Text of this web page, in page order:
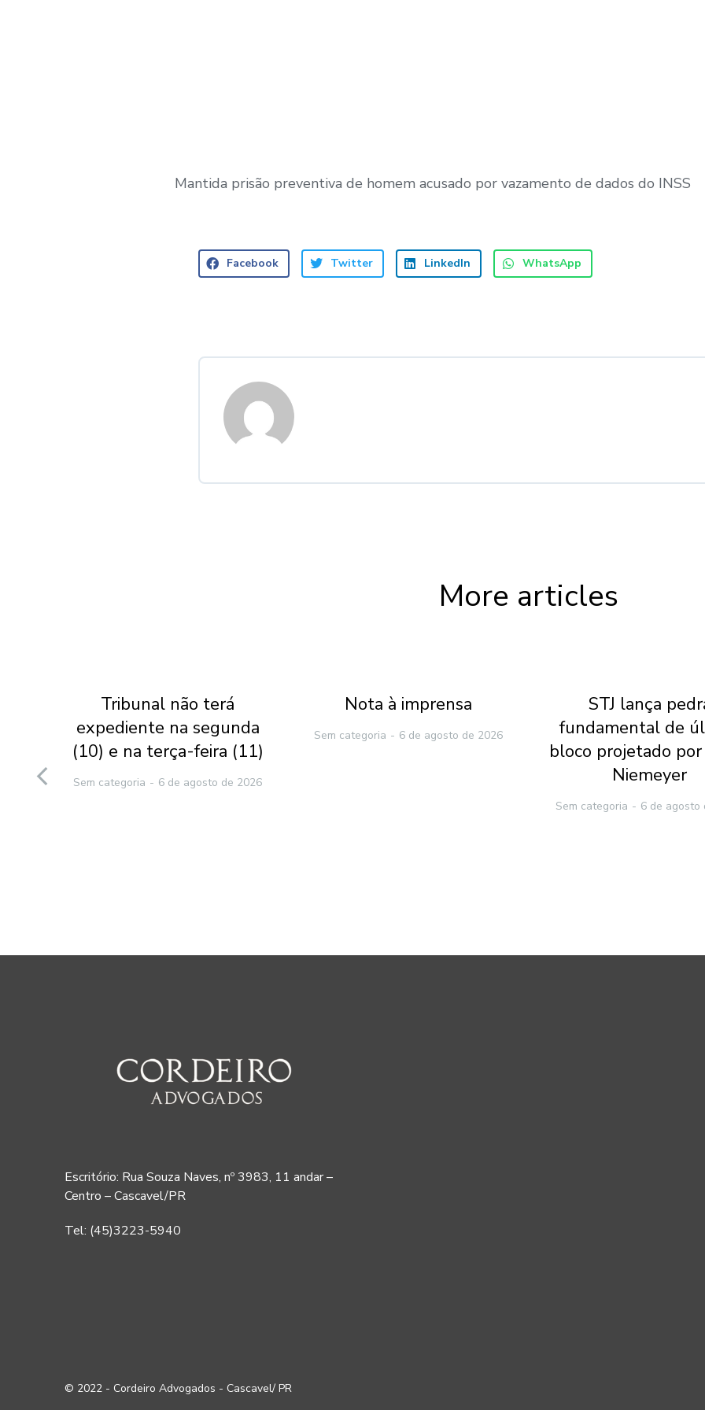
Mantida prisão preventiva de homem acusado por vazamento de dados do INSS
Facebook Twitter LinkedIn WhatsApp
More articles
Tribunal não terá
expediente na segunda
(10) e na terça-feira (11)
Sem categoria 6 de agosto de 2026
Nota à imprensa
Sem categoria 6 de agosto de 2026
STJ lança
fundamental de
bloco projetado por
Niemeyer
Sem categoria 6 de agosto
Escritório: Rua Souza Naves, nº 3983, 11 andar –
Centro – Cascavel/PR
Tel: (45)3223-5940
© 2022 - Cordeiro Advogados - Cascavel/ PR